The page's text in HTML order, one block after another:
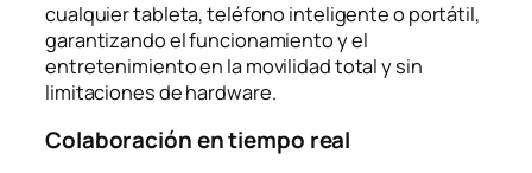
cualquier tableta, teléfono inteligente o portátil,
garantizando el funcionamiento y el
entretenimiento en la movilidad total y sin
limitaciones de hardware.
Colaboración en tiempo real